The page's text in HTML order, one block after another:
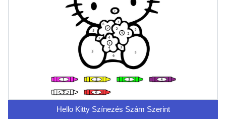
Hello Kitty Színezés Szám Szerint